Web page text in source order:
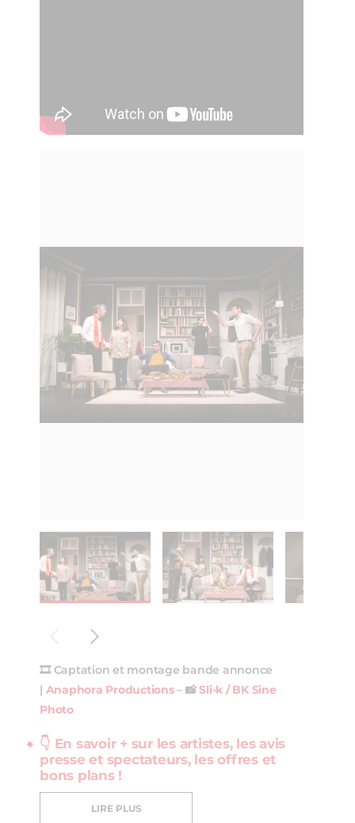
🎞️ Captation et montage bande annonce
Anaphora Productions– 📸Sli-k / BK Sine
Photo
👇 En savoir + sur les artistes, les avis
presse et spectateurs, les offres et
bons plans !
LIRE PLUS